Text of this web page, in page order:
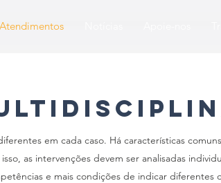
Atendimentos
em cada caso. Há características
as intervenções devem ser analisadas
e mais condições de indicar diferentes